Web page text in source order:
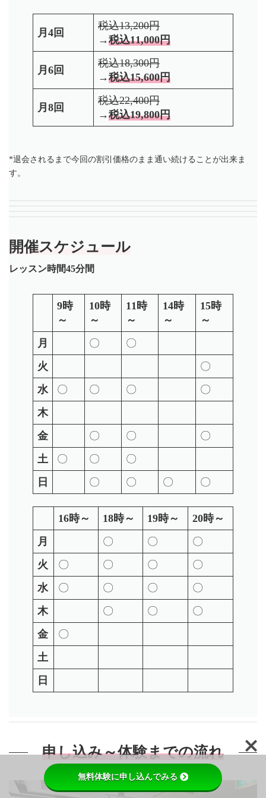
月4回
税込13,200円
→税込11,000円
月6回
税込18,300円
→税込15,600円
月8回
税込22,400円
→税込19,800円
*退会されるまで今回の割引価格のまま通い続けることが出来ま
す。
開催スケジュール
レッスン時間45分間
9時
～
10時
～
11時
～
14時
～
15時
～
月
〇
〇
火
〇
水
〇 〇 〇
〇
木
金
〇 〇
〇
土
〇 〇
〇
日
〇 〇 〇 〇
16時～ 18時～ 19時～
20時～
月
〇 〇
〇
火
〇 〇 〇
〇
水
〇 〇 〇
〇
木
〇 〇
〇
金
〇
土
日
申し込み～体験までの流れ
無料体験に申し込んでみる